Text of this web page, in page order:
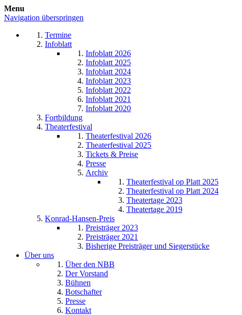
Menu
Navigation überspringen
Termine
Infoblatt
Infoblatt 2026
Infoblatt 2025
Infoblatt 2024
Infoblatt 2023
Infoblatt 2022
Infoblatt 2021
Infoblatt 2020
Fortbildung
Theaterfestival
Theaterfestival 2026
Theaterfestival 2025
Tickets & Preise
Presse
Archiv
Theaterfestival op Platt 2025
Theaterfestival op Platt 2024
Theatertage 2023
Theatertage 2019
Konrad-Hansen-Preis
Preisträger 2023
Preisträger 2021
Bisherige Preisträger und Siegerstücke
Über uns
Über den NBB
Der Vorstand
Bühnen
Botschafter
Presse
Kontakt